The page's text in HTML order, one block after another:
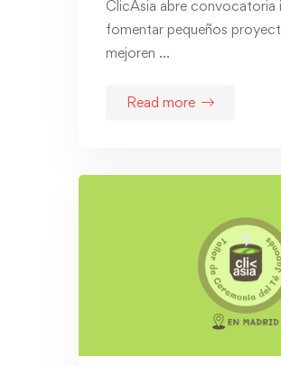
ClicAsia abre convocatoria
fomentar pequeños
mejoren …
Read more